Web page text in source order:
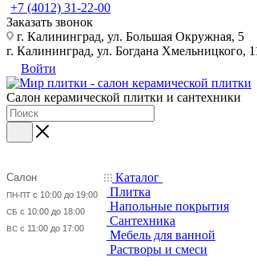
+7 (4012) 31-22-00
Заказать звонок
г. Калининград, ул. Большая Окружная, 5
г. Калининград, ул. Богдана Хмельницкого,
Войти
Салон керамической плитки и сантехники
Салон
ПН-ПТ с 10:00 до 19:00
СБ с 10:00 до 18:00
ВС с 11:00 до 17:00
Каталог
Плитка
Напольные покрытия
Сантехника
Мебель для ванной
Растворы и смеси